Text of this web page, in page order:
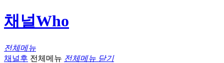
채널Who
전체메뉴
채널후 전체메뉴 전체메뉴 닫기